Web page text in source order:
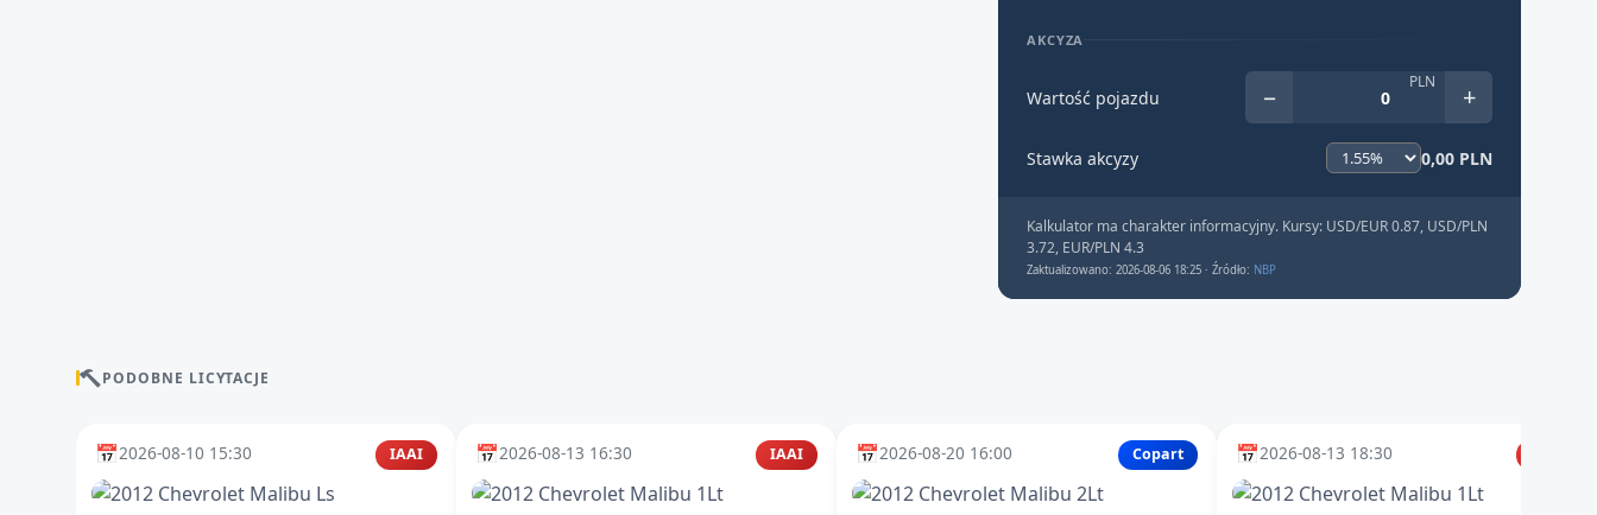
AKCYZA
Wartość pojazdu − PLN +
Stawka akcyzy 0,00 PLN
Kalkulator ma charakter informacyjny. Kursy: USD/EUR 0.87, USD/PLN
3.72, EUR/PLN 4.3
Zaktualizowano: 2026-08-06 18:25 · Źródło: NBP
PODOBNE LICYTACJE
📅2026-08-10 15:30 IAAI 📅2026-08-13 16:30 IAAI 📅2026-08-20 16:00 Copart 📅2026-08-13 18:30